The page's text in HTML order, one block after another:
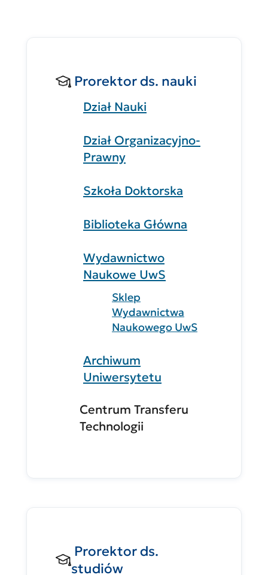
Prorektor ds. nauki
Dział Nauki
Dział Organizacyjno-
Prawny
Szkoła Doktorska
Biblioteka Główna
Wydawnictwo
Naukowe UwS
Sklep
Wydawnictwa
Naukowego UwS
Archiwum
Uniwersytetu
Centrum Transferu
Technologii
Prorektor ds.
studiów